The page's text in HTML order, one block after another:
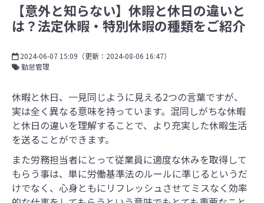
【意外と知らない】休暇と休日の違いと
は？法定休暇・特別休暇の種類をご紹介
2024-06-07 15:09 （更新： 2024-08-06 16:47）
勤怠管理
休暇と休日、一見同じように見える2つの言葉ですが、
実は全く異なる意味を持っています。混同しがちな休暇
と休日の違いを理解することで、より充実した休暇生活
を送ることができます。
また労務担当者にとって従業員に適度な休みを取得して
もらう事は、単に労働基準法のルールに準じるというだ
けでなく、心身ともにリフレッシュさせてミスなく効率